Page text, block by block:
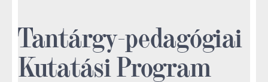
Tantárgy-pedagógiai
Kutatási Program